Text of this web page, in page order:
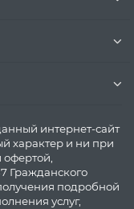
интернет-сайт
характер и ни при
офертой,
Гражданского
подробной
услуг,